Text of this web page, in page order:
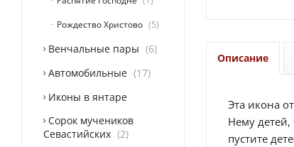
Рождество Христово
5
Венчальные пары
6
Автомобильные
17
Иконы в янтаре
Сорок мучеников
Севастийских
2
Описание
Эта икона
Нему
пустите